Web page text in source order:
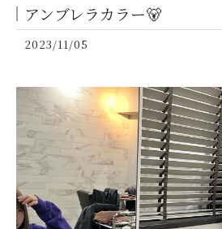
アンブレラカラー🐻
2023/11/05